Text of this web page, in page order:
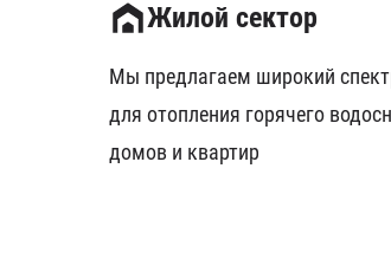
Жилой сектор
Мы предлагаем широкий
для отопления горячего
домов и квартир